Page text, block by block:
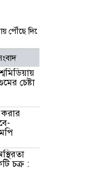
দিতেন আদীব, গুমের চেষ্টা
চেষ্টা
করার
চক্র :